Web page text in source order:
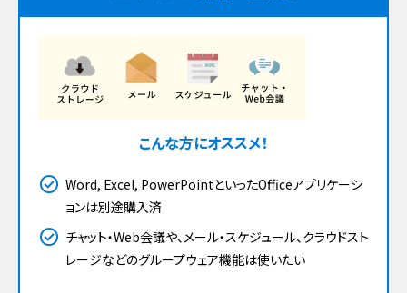
こんな方にオススメ！
Word, Excel, PowerPointといったOfficeアプリケーシ
ョンは別途購入済
チャット・Web会議や、メール・スケジュール、クラウドスト
レージなどのグループウェア機能は使いたい